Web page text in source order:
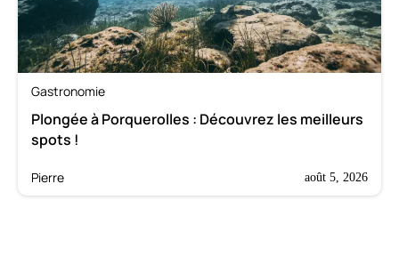
Gastronomie
Plongée à Porquerolles : Découvrez les meilleurs
spots !
Pierre août 5, 2026